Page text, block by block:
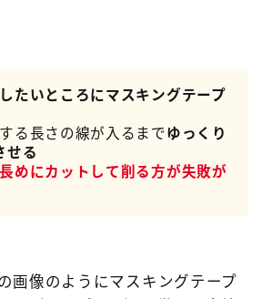
たいところにマスキングテープ
る長さの線が入るまでゆっくり
せる
めにカットして削る方が失敗が
画像のようにマスキングテープ